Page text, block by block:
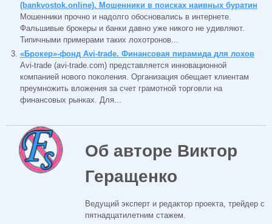
(bankvostok.online). Мошенники в поисках наивных буратин
Мошенники прочно и надолго обосновались в интернете.
Фальшивые брокеры и банки давно уже никого не удивляют.
Типичными примерами таких лохотронов...
«Брокер»-фонд Avi-trade. Финансовая пирамида для лохов
Avi-trade (avi-trade.com) представляется инновационной
компанией нового поколения. Организация обещает клиентам
преумножить вложения за счет грамотной торговли на
финансовых рынках. Для...
Об авторе Виктор
Геращенко
Ведущий эксперт и редактор проекта, трейдер с
пятнадцатилетним стажем.